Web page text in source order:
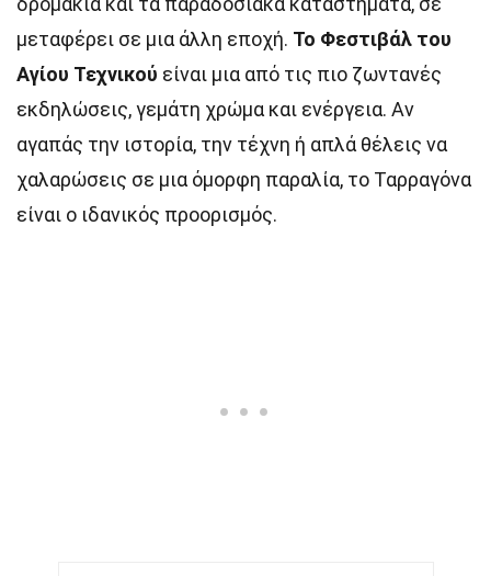
μεταφέρει σε μια άλλη εποχή. Το Φεστιβάλ του
Αγίου Τεχνικού είναι μια από τις πιο ζωντανές
εκδηλώσεις, γεμάτη χρώμα και ενέργεια. Αν
αγαπάς την ιστορία, την τέχνη ή απλά θέλεις να
χαλαρώσεις σε μια όμορφη παραλία, το Ταρραγόνα
είναι ο ιδανικός προορισμός.